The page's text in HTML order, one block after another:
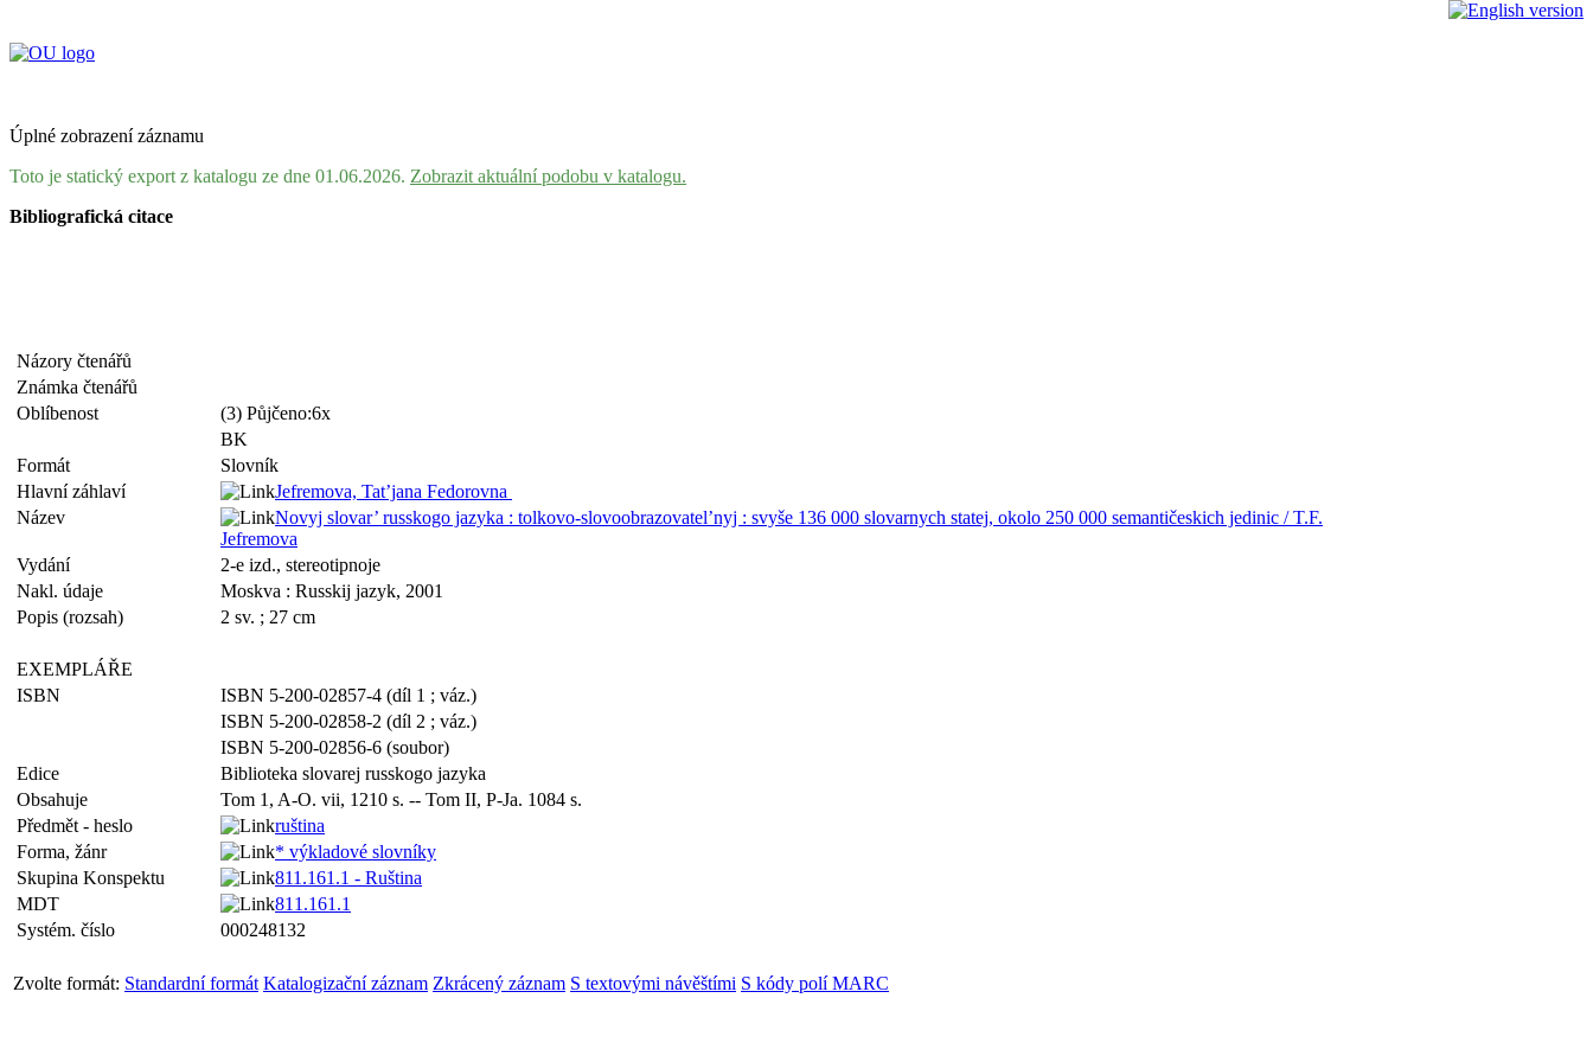
Úplné zobrazení záznamu
Toto je statický export z katalogu ze dne 01.06.2026. Zobrazit aktuální podobu v katalogu.
Bibliografická citace
Názory čtenářů
Známka čtenářů
Oblíbenost
(3) Půjčeno:6x
BK
Formát
Slovník
Hlavní záhlaví
Jefremova, Tat’jana Fedorovna
Název
Novyj slovar’ russkogo jazyka : tolkovo-slovoobrazovatel’nyj : svyše 136 000 slovarnych statej, okolo 250 000 semantičeskich jedinic / T.F.
Jefremova
Vydání
2-e izd., stereotipnoje
Nakl. údaje
Moskva : Russkij jazyk, 2001
Popis (rozsah)
2 sv. ; 27 cm
EXEMPLÁŘE
ISBN
ISBN 5-200-02857-4 (díl 1 ; váz.)
ISBN 5-200-02858-2 (díl 2 ; váz.)
ISBN 5-200-02856-6 (soubor)
Edice
Biblioteka slovarej russkogo jazyka
Obsahuje
Tom 1, A-O. vii, 1210 s. -- Tom II, P-Ja. 1084 s.
Předmět - heslo
ruština
Forma, žánr
* výkladové slovníky
Skupina Konspektu
811.161.1 - Ruština
MDT
811.161.1
Systém. číslo
000248132
Zvolte formát: Standardní formát Katalogizační záznam Zkrácený záznam S textovými návěštími S kódy polí MARC